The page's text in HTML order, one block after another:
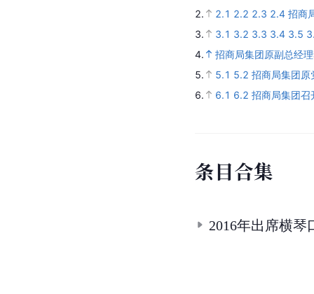
2.
2.1 2.2 2.3 2.4 招商
3.
3.1 3.2 3.3 3.4 3.5
4.
招商局集团原副总经
5.
5.1 5.2 招商局集团原
6.
6.1 6.2 招商局集团召
条目合集
2016年出席横